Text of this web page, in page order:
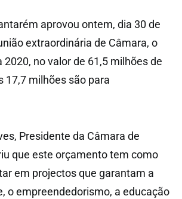
aprovou ontem, dia 30 de
extraordinária de Câmara, o
no valor de 61,5 milhões de
17,7 milhões são para
Presidente da Câmara de
que este orçamento tem como
em projectos que garantam a
o empreendedorismo, a educação